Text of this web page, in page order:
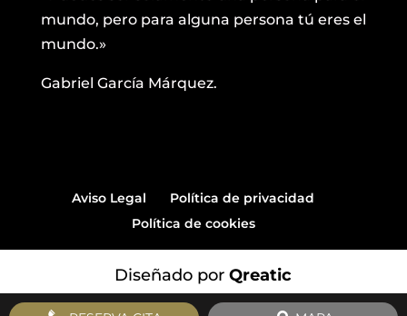
mundo, pero para alguna persona tú eres el
mundo.»
Gabriel García Márquez.
Aviso Legal
Política de privacidad
Política de cookies
Diseñado porQreatic